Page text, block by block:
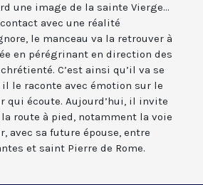
une image de la sainte Vierge...
avec une réalité
le manceau va la retrouver à
en pérégrinant en direction des
C’est ainsi qu’il va se
le raconte avec émotion sur le
qui écoute. Aujourd’hui, il invite
route à pied, notamment la voie
avec sa future épouse, entre
et saint Pierre de Rome.